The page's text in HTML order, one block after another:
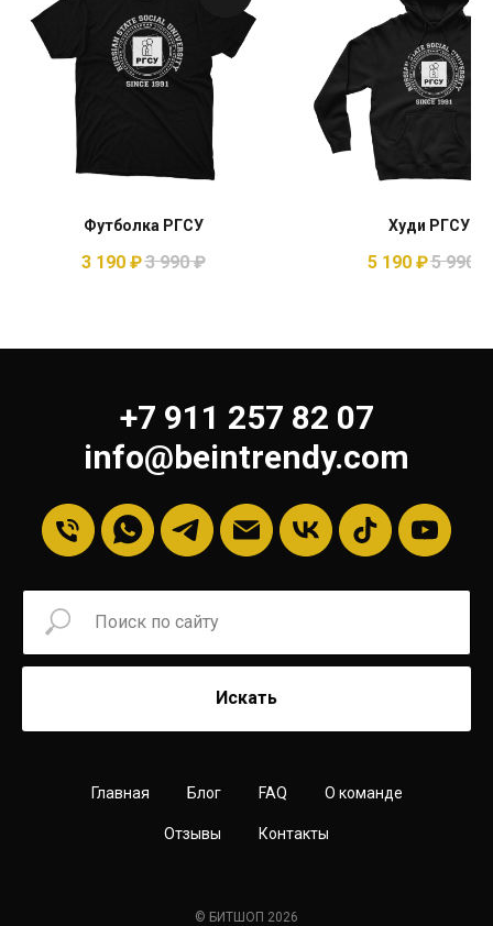
Футболка РГСУ
3 190 ₽3 990 ₽
Худи РГСУ
5 190 ₽5 990
+7 911 257 82 07
info@beintrendy.com
Искать
Главная Блог FAQ О команде
Отзывы Контакты
© БИТШОП 2026